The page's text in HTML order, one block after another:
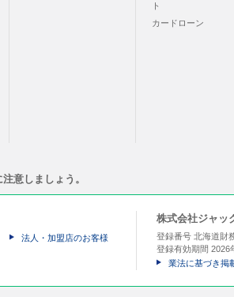
ト
カードローン
意しましょう。
法人・加盟店のお客様
株式会社ジャッ
登録番号 北海道財
登録有効期間 2026
業法に基づき掲